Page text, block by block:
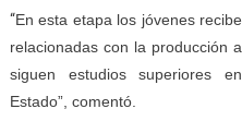
“En esta etapa los jóvenes
relacionadas con la producción
siguen estudios superiores
Estado”, comentó.